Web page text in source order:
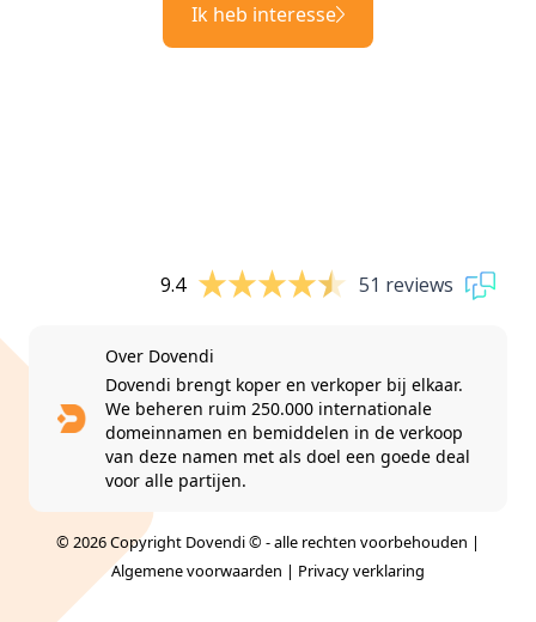
Ik heb interesse
9.4 51 reviews
Over Dovendi
Dovendi brengt koper en verkoper bij elkaar.
We beheren ruim 250.000 internationale
domeinnamen en bemiddelen in de verkoop
van deze namen met als doel een goede deal
voor alle partijen.
© 2026 Copyright Dovendi © - alle rechten voorbehouden |
Algemene voorwaarden | Privacy verklaring